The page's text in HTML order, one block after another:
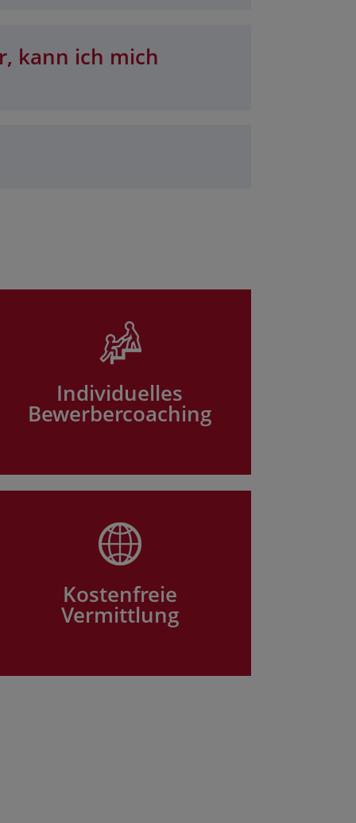
kann ich mich
Individuelles
Bewerbercoaching
Kostenfreie
Vermittlung